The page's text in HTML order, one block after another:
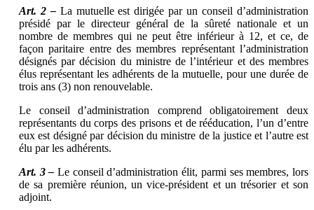
Art. 2 – La mutuelle est dirigée par un conseil d’administration
présidé par le directeur général de la sûreté nationale et un
nombre de membres qui ne peut être inférieur à 12, et ce, de
façon paritaire entre des membres représentant l’administration
désignés par décision du ministre de l’intérieur et des membres
élus représentant les adhérents de la mutuelle, pour une durée de
trois ans (3) non renouvelable.
Le conseil d’administration comprend obligatoirement deux
représentants du corps des prisons et de rééducation, l’un d’entre
eux est désigné par décision du ministre de la justice et l’autre est
élu par les adhérents.
Art. 3 –Le conseil d’administration élit, parmi ses membres, lors
de sa première réunion, un vice-président et un trésorier et son
adjoint.